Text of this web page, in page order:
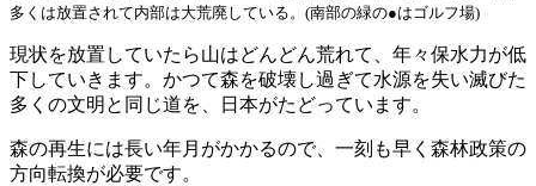
多くは放置されて内部は大荒廃している。(南部の緑の●はゴルフ場)
現状を放置していたら山はどんどん荒れて、年々保水力が低
下していきます。かつて森を破壊し過ぎて水源を失い滅びた
多くの文明と同じ道を、日本がたどっています。
森の再生には長い年月がかかるので、一刻も早く森林政策の
方向転換が必要です。